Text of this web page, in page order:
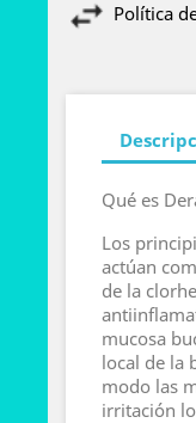
Política
Qué es
Los
actúan
de la
mucosa
local de la
modo las
irritación